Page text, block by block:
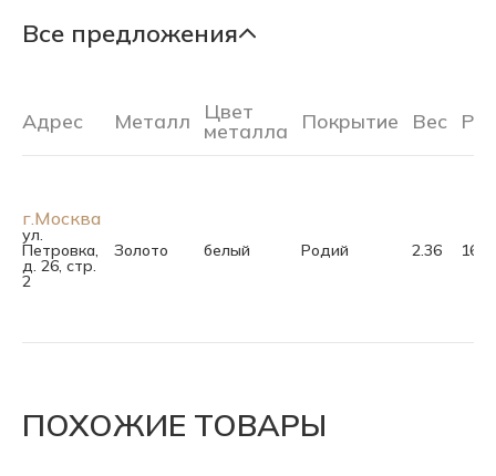
Все предложения
Адрес Металл Цвет
металла Покрытие Вес
г.Москва
ул.
Петровка,
д. 26, стр.
2
Золото белый Родий 2.36 16.5
ПОХОЖИЕ ТОВАРЫ